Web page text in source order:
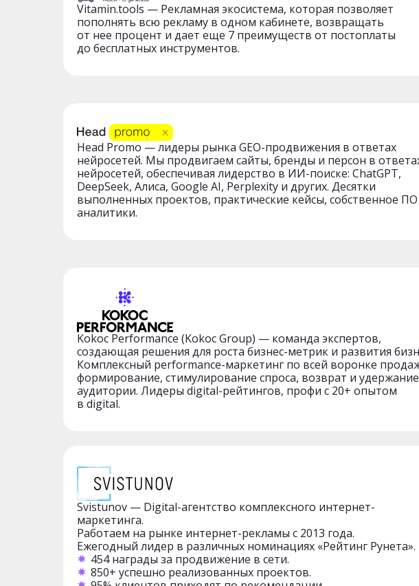
Vitamin.tools — Рекламная экосистема, которая позволяет
пополнять всю рекламу в одном кабинете, возвращать
от нее процент и дает еще 7 преимуществ от постоплаты
до бесплатных инструментов.
Svistunov — Digital-агентство комплексного интернет-
маркетинга.
Работаем на рынке интернет-рекламы с 2013 года.
Ежегодный лидер в различных номинациях «Рейтинг Рунета».
454 награды за продвижение в сети.
850+ успешно реализованных проектов.
Kokoc Performance (Kokoc Group) — команда экспертов,
создающая решения для роста бизнес-метрик и развития
Комплексный performance-маркетинг по всей воронке
формирование, стимулирование спроса, возврат и удержание
аудитории. Лидеры digital-рейтингов, профи с 20+ опытом
в digital.
Head Promo — лидеры рынка GEO-продвижения в ответах
нейросетей. Мы продвигаем сайты, бренды и персон в
нейросетей, обеспечивая лидерство в ИИ-поиске: ChatGPT,
DeepSeek, Алиса, Google AI, Perplexity и других. Десятки
выполненных проектов, практические кейсы, собственное ПО
аналитики.